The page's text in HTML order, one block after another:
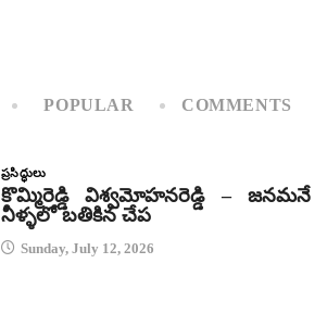
POPULAR COMMENTS
ప్రసిద్ధులు
కొమ్మిరెడ్డి విశ్వమోహనరెడ్డి – జనమనే
నీళ్ళలో బతికిన చేప
Sunday, July 12, 2026